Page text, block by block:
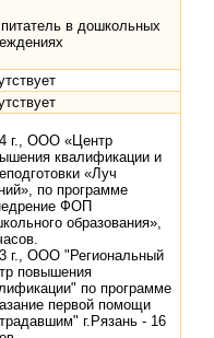
в дошкольных
г., ООО «Центр
квалификации и
«Луч
по программе
ФОП
образования»,
г., ООО "Региональный
повышения
по программе
первой помощи
г.Рязань - 16